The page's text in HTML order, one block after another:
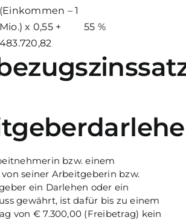
(Einkommen – 1
Mio.) x 0,55 +
483.720,82
55 %
bzw. einem
seiner Arbeitgeberin bzw.
ein Darlehen oder ein
gewährt, ist dafür bis zu einem
von € 7.300,00 (Freibetrag) kein